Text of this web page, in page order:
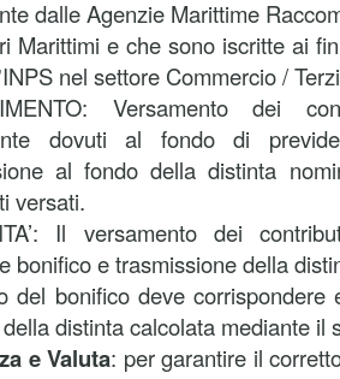
dalle Agenzie Marittime
Marittimi e che sono iscritte ai
nel settore Commercio /
Versamento dei
dovuti al fondo di
al fondo della distinta
versati.
Il versamento dei
bonifico e trasmissione della
del bonifico deve
distinta calcolata mediante il
e Valuta: per garantire il